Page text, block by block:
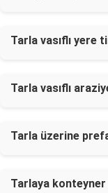
Tarla vasıflı yere
Tarla vasıflı
Tarla üzerine
Tarlaya konteyner